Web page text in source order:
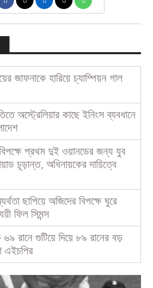
জাফনাকে হারিয়ে চ্যাম্পিয়ন গাল
অস্ট্রেলিয়ার কাছে ইনিংস ব্যবধানে
বিপক্ষে প্রথম দুই ওয়ানডের জন্য যুব
চূড়ান্ত, অধিনায়কের দায়িত্বে
ছাপিয়ে অজিদের বিপক্ষে ঘুরে
ফিল সিমন্স
৬৯ রানে গুটিয়ে দিয়ে ৮৯ রানের বড়
এইচপির